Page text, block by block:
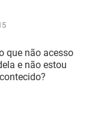
que não acesso
e não estou